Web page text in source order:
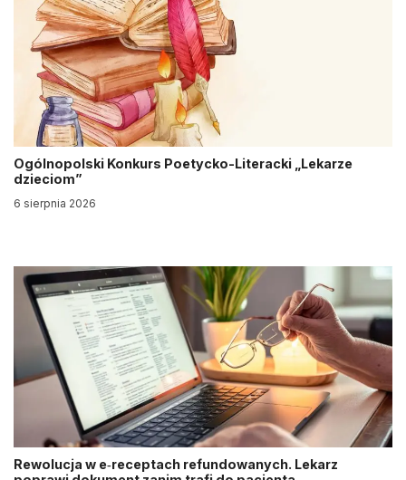
Ogólnopolski Konkurs Poetycko-Literacki „Lekarze
dzieciom”
6 sierpnia 2026
Rewolucja w e‑receptach refundowanych. Lekarz